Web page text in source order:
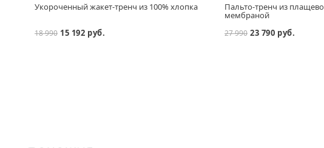
Укороченный жакет-тренч из 100% хлопка
18 990 15 192 руб.
Пальто-тренч из
мембраной
27 990 23 790 руб.